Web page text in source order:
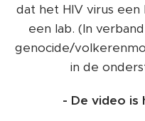
dat het HIV virus een
een lab. (In
genocide/
in de
- De video is